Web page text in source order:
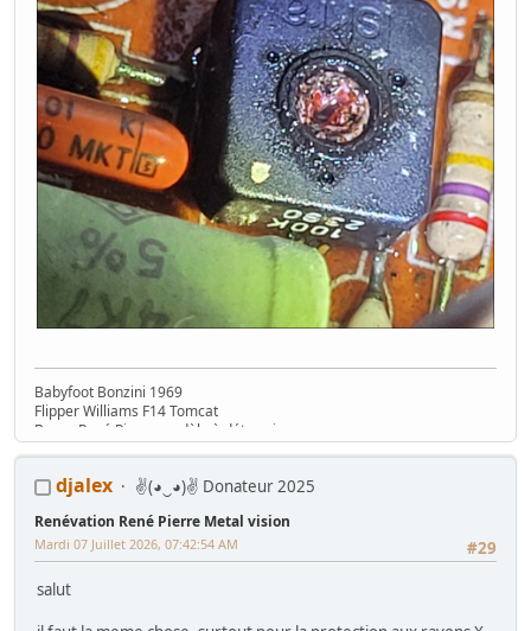
Babyfoot Bonzini 1969
Flipper Williams F14 Tomcat
Borne René Pierre modèle à déterminer....
djalex ✌(◕‿◕)✌ Donateur 2025
Renévation René Pierre Metal vision
#29
Mardi 07 Juillet 2026, 07:42:54 AM
salut